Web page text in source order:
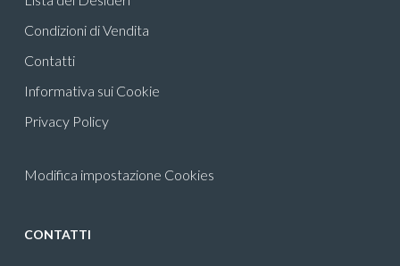
Condizioni di Vendita
Contatti
Informativa sui Cookie
Privacy Policy
Modifica impostazione Cookies
CONTATTI